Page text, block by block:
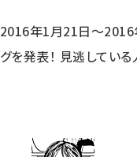
2016年1月21日～2016
グを発表！ 見逃してい